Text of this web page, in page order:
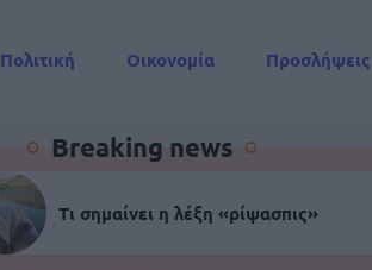
Πολιτική Οικονομία Προσλήψεις
Breaking news
Τι σημαίνει η λέξη «ρίψασπις»